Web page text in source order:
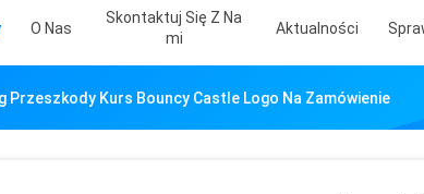
O Nas
Skontaktuj Się Z Na
Mi
Aktualności
Przeszkody Kurs Bouncy Castle Logo Na Zamówienie